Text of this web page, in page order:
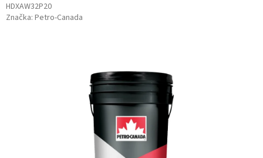
HDXAW32P20
Značka: Petro-Canada